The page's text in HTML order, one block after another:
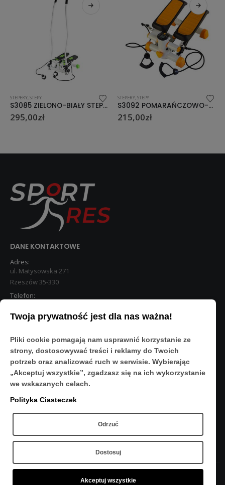
STEPERY, STEPY
S3092 POMARAŃCZOWO-BIAŁY STEPPER PROSTY Z LINKAMI HMS
215,00zł
HANTLE
HG PRO 35 KG HANTLE GUMOWANE HMS
439,00zł
DANE KONTAKTOWE
Adres:
ul. Matysowska 271
Rzeszów 35-330
Telefon:
STREFA KLIENTA
Moje konto
O Nas
Polityka prywatności
Regulamin
FAQ
OBSERWUJ NAS
Twoja prywatność jest dla nas ważna!
Pliki cookie pomagają nam usprawnić korzystanie ze
strony, dostosowywać treści i reklamy do Twoich
potrzeb oraz analizować ruch w serwisie. Wybierając
„Akceptuj wszystkie”, zgadzasz się na ich wykorzystanie
we wskazanych celach.
Polityka Ciasteczek
Odrzuć
Dostosuj
Akceptuj wszystkie